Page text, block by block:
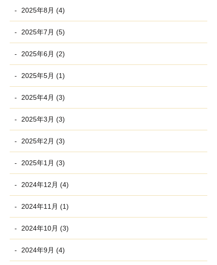
2025年8月 (4)
2025年7月 (5)
2025年6月 (2)
2025年5月 (1)
2025年4月 (3)
2025年3月 (3)
2025年2月 (3)
2025年1月 (3)
2024年12月 (4)
2024年11月 (1)
2024年10月 (3)
2024年9月 (4)